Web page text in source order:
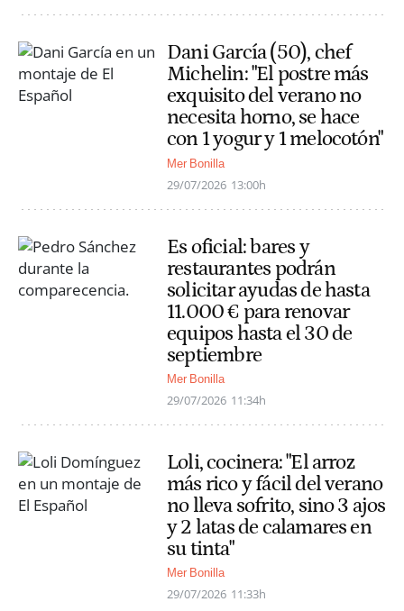
Dani García (50), chef
Michelin: "El postre más
exquisito del verano no
necesita horno, se hace
con 1 yogur y 1 melocotón"
Mer Bonilla
29/07/2026 13:00h
Es oficial: bares y
restaurantes podrán
solicitar ayudas de hasta
11.000 € para renovar
equipos hasta el 30 de
septiembre
Mer Bonilla
29/07/2026 11:34h
Loli, cocinera: "El arroz
más rico y fácil del verano
no lleva sofrito, sino 3 ajos
y 2 latas de calamares en
su tinta"
Mer Bonilla
29/07/2026 11:33h